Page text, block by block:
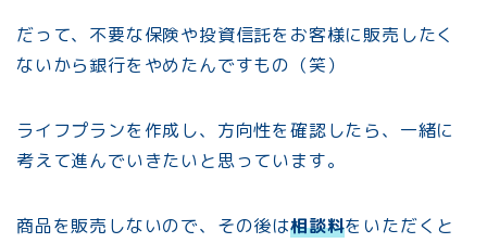
だって、不要な保険や投資信託をお客様に販売したく
ないから銀行をやめたんですもの（笑）
ライフプランを作成し、方向性を確認したら、一緒に
考えて進んでいきたいと思っています。
商品を販売しないので、その後は相談料をいただくと